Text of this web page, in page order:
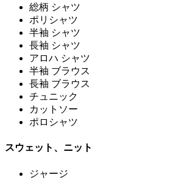
総柄 シャツ
ポリシャツ
半袖 シャツ
長袖 シャツ
アロハ シャツ
半袖 ブラウス
長袖 ブラウス
チュニック
カットソー
ポロシャツ
スウェット、ニット
ジャージ